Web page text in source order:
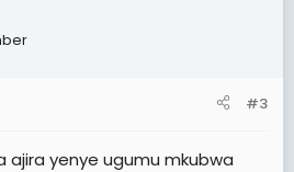
#3
ajira yenye ugumu mkubwa